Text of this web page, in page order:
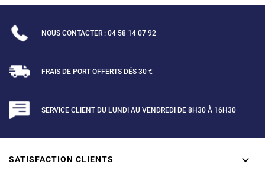
NOUS CONTACTER : 04 58 14 07 92
FRAIS DE PORT OFFERTS DÉS 30 €
SERVICE CLIENT DU LUNDI AU VENDREDI DE 8H30 À 16H30
SATISFACTION CLIENTS
